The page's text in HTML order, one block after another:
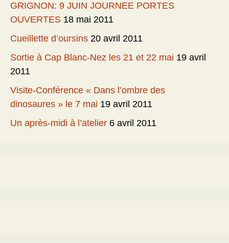
GRIGNON: 9 JUIN JOURNEE PORTES
OUVERTES 18 mai 2011
Cueillette d’oursins 20 avril 2011
Sortie à Cap Blanc-Nez les 21 et 22 mai 19 avril
2011
Visite-Conférence « Dans l’ombre des
dinosaures » le 7 mai 19 avril 2011
Un après-midi à l’atelier 6 avril 2011